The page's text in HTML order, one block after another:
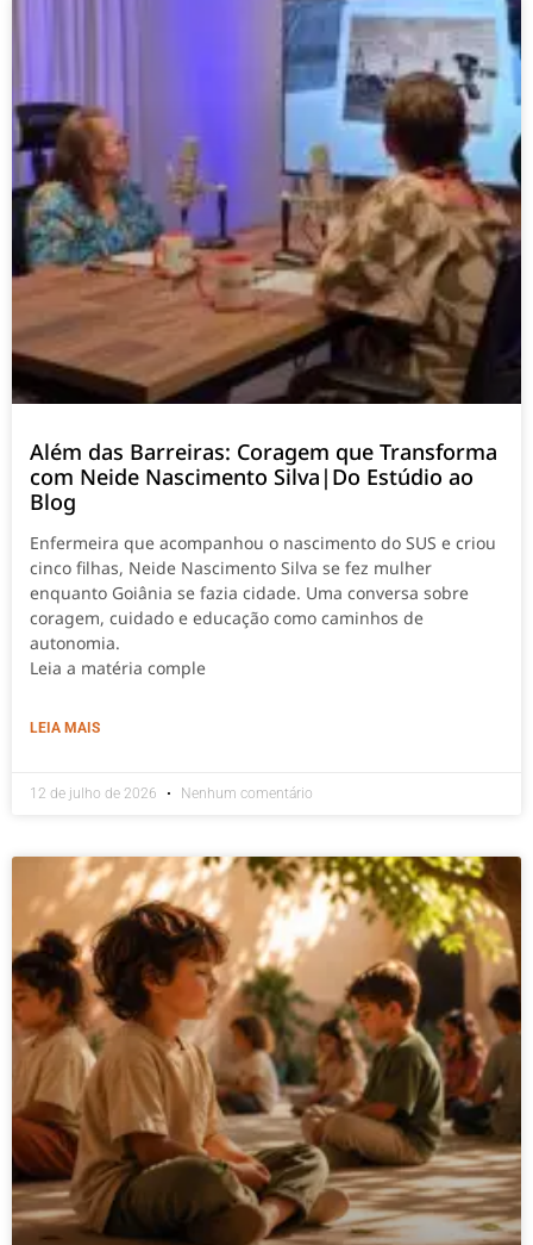
Além das Barreiras: Coragem que Transforma
com Neide Nascimento Silva|Do Estúdio ao
Blog
Enfermeira que acompanhou o nascimento do SUS e criou
cinco filhas, Neide Nascimento Silva se fez mulher
enquanto Goiânia se fazia cidade. Uma conversa sobre
coragem, cuidado e educação como caminhos de
autonomia.
Leia a matéria comple
LEIA MAIS
12 de julho de 2026 Nenhum comentário